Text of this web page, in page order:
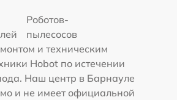
Роботов-
пылесосов
и техническим
Hobot по истечении
Наш центр в Барнауле
и не имеет официальной